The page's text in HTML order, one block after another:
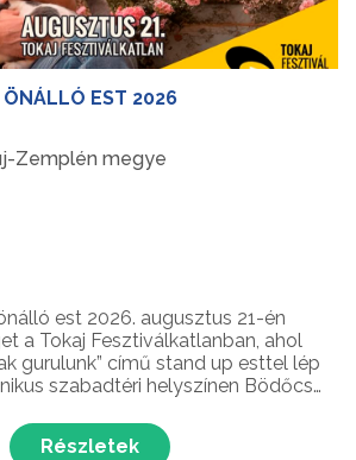
ÖNÁLLÓ EST 2026
Zemplén megye
est 2026. augusztus 21-én
a Tokaj Fesztiválkatlanban, ahol
gurulunk” című stand up esttel lép
szabadtéri helyszínen Bödőcs
és váratlan kanyarok...
Részletek